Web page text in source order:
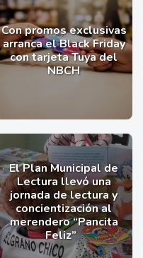
Con promos exclusivas
arranca el Black Friday
con tarjeta Tuya del
NBCH
El Plan Municipal de
Lectura llevó una
jornada de lectura y
concientización al
merendero “Pancita
Feliz”